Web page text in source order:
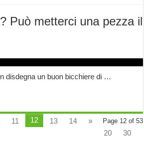
Può metterci una pezza il
disdegna un buon bicchiere di …
Page 12 of 53
11 12 13 14
»
20
30